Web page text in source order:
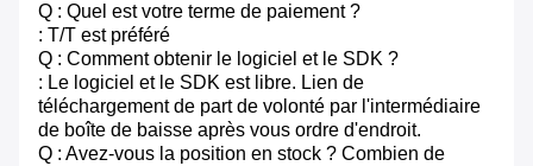
Q : Quel est votre terme de paiement ?
: T/T est préféré
Q : Comment obtenir le logiciel et le SDK ?
: Le logiciel et le SDK est libre. Lien de
téléchargement de part de volonté par l'intermédiaire
de boîte de baisse après vous ordre d'endroit.
Q : Avez-vous la position en stock ? Combien de